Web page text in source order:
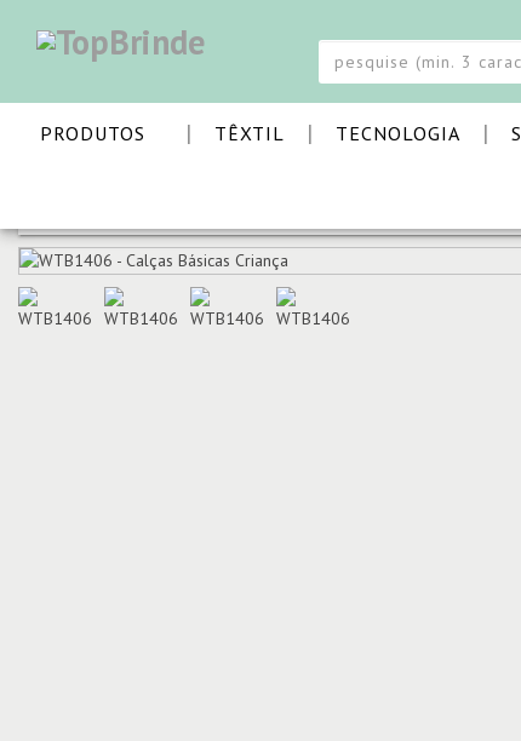
PRODUTOS | TÊXTIL | TECNOLOGIA |